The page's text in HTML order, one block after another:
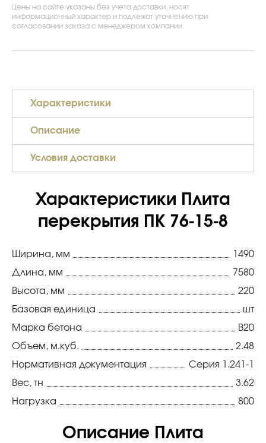
Цены на сайте указаны без учета доставки, носят
информационный характер и подлежат уточнению при
согласовании заказа с менеджером компании
Характеристики
Описание
Условия доставки
Характеристики Плита
перекрытия ПК 76-15-8
Ширина, мм
1490
Длина, мм
7580
Высота, мм
220
Базовая единица
шт
Марка бетона
В20
Объем, м.куб.
2.48
Нормативная документация
Серия 1.241-1
Вес, тн
3.62
Нагрузка
800
Описание Плита